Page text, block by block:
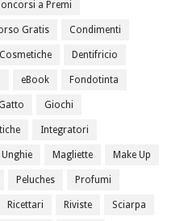
a Premi
Gratis Condimenti
Dentifricio
eBook Fondotinta
Giochi
Integratori
Unghie Magliette Make Up
Peluches Profumi
Ricettari Riviste Sciarpa